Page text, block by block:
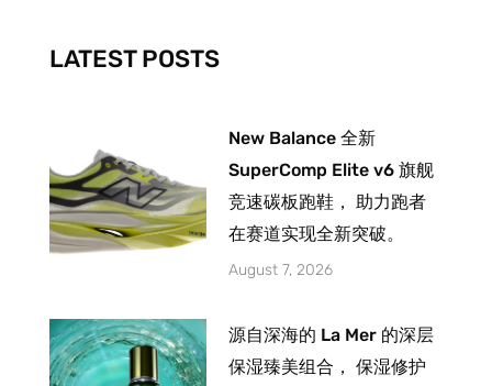
-
f
m
LATEST POSTS
New Balance 全新
SuperComp Elite v6 旗舰
竞速碳板跑鞋， 助力跑者
在赛道实现全新突破。
August 7, 2026
源自深海的 La Mer 的深层
保湿臻美组合， 保湿修护